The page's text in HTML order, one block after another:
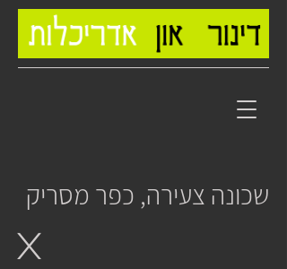
שכונה צעירה, כפר מסריק
X